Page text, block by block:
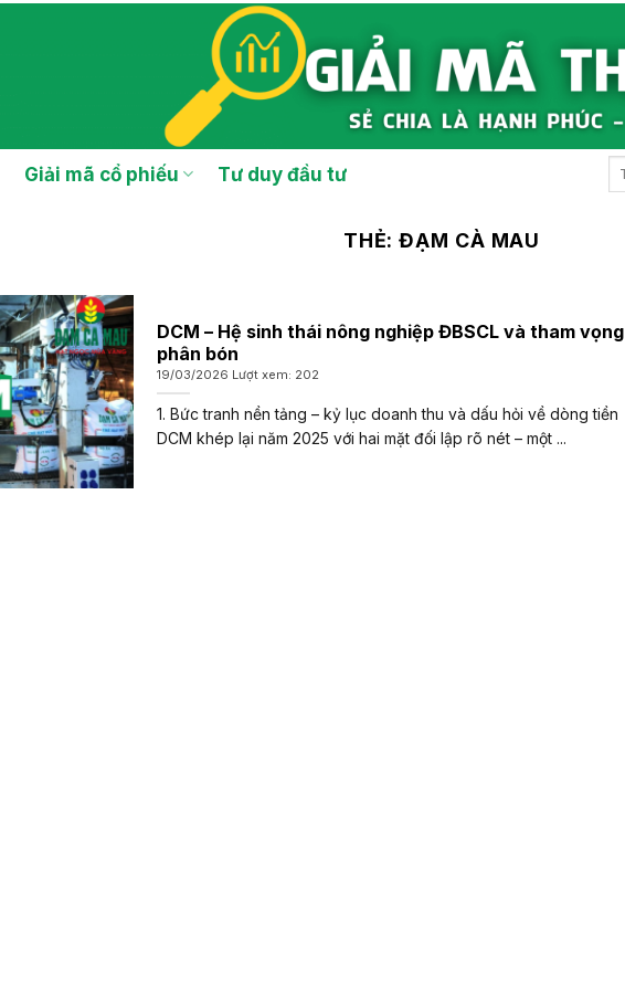
Giải mã cổ phiếu Tư duy đầu tư
THẺ:ĐẠM CÀ MAU
DCM – Hệ sinh thái nông nghiệp ĐBSCL và tham vọng
phân bón
19/03/2026 Lượt xem: 202
1. Bức tranh nền tảng – kỷ lục doanh thu và dấu hỏi về dòng tiền
DCM khép lại năm 2025 với hai mặt đối lập rõ nét – một ...